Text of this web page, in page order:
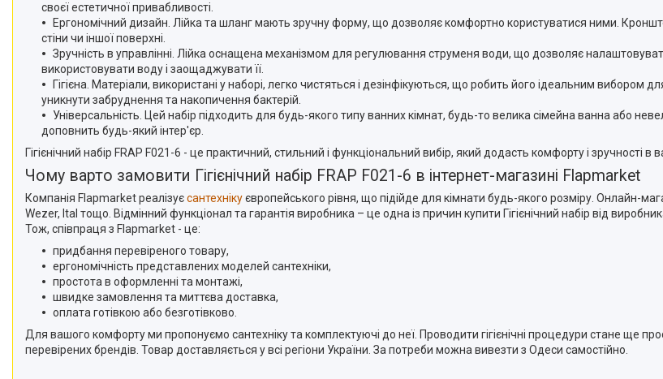
своєї естетичної привабливості.
Ергономічний дизайн. Лійка та шланг мають зручну форму, що дозволяє комфортно користуватися ними.
стіни чи іншої поверхні.
Зручність в управлінні. Лійка оснащена механізмом для регулювання струменя води, що дозволяє
використовувати воду і заощаджувати її.
Гігієна. Матеріали, використані у наборі, легко чистяться і дезінфікуються, що робить його ідеальним вибором
уникнути забруднення та накопичення бактерій.
Універсальність. Цей набір підходить для будь-якого типу ванних кімнат, будь-то велика сімейна ванна або
доповнить будь-який інтер'єр.
Гігієнічний набір FRAP F021-6 - це практичний, стильний і функціональний вибір, який додасть комфорту і зручності в
Чому варто замовити Гігієнічний набір FRAP F021-6 в інтернет-магазині Flapmarket
Компанія Flapmarket реалізуєсантехнікуєвропейського рівня, що підійде для кімнати будь-якого розміру. Онлайн-
Wezer, Ital тощо. Відмінний функціонал та гарантія виробника – це одна із причин купити Гігієнічний набір від
Тож, співпраця з Flapmarket - це:
придбання перевіреного товару,
ергономічність представлених моделей сантехніки,
простота в оформленні та монтажі,
швидке замовлення та миттєва доставка,
оплата готівкою або безготівково.
Для вашого комфорту ми пропонуємо сантехніку та комплектуючі до неї. Проводити гігієнічні процедури стане ще
перевірених брендів. Товар доставляється у всі регіони України. За потреби можна вивезти з Одеси самостійно.